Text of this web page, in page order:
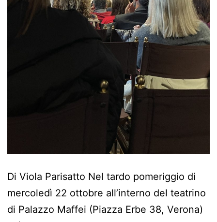
Di Viola Parisatto Nel tardo pomeriggio di
mercoledì 22 ottobre all’interno del teatrino
di Palazzo Maffei (Piazza Erbe 38, Verona)